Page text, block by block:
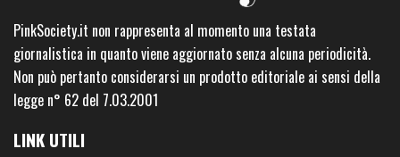
PinkSociety.it non rappresenta al momento una testata
giornalistica in quanto viene aggiornato senza alcuna periodicità.
Non può pertanto considerarsi un prodotto editoriale ai sensi della
legge n° 62 del 7.03.2001
LINK UTILI